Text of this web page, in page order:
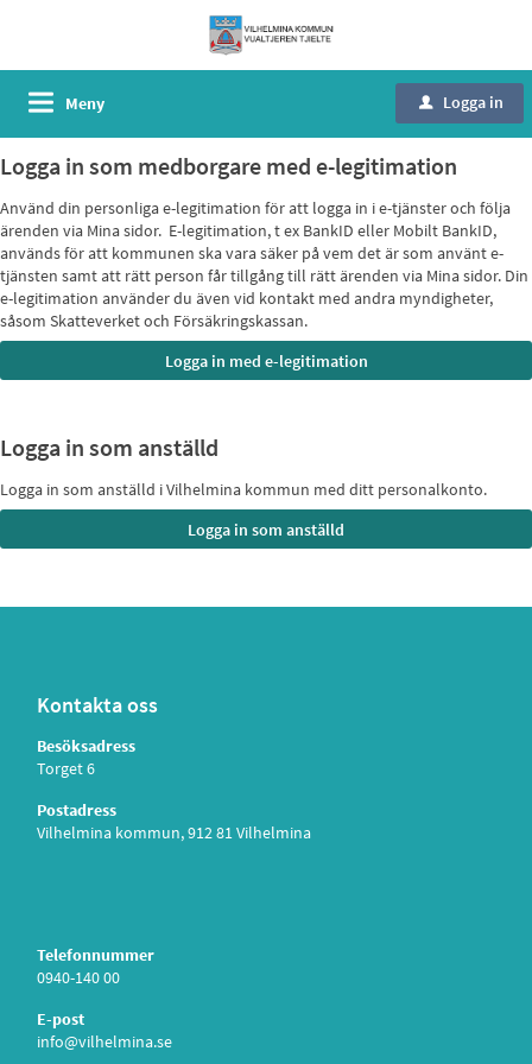
Meny u Logga in
Logga in som medborgare med e-legitimation
Använd din personliga e-legitimation för att logga in i e-tjänster och följa
ärenden via Mina sidor. E-legitimation, t ex BankID eller Mobilt BankID,
används för att kommunen ska vara säker på vem det är som använt e-
tjänsten samt att rätt person får tillgång till rätt ärenden via Mina sidor. Din
e-legitimation använder du även vid kontakt med andra myndigheter,
såsom Skatteverket och Försäkringskassan.
Logga in som anställd
Logga in som anställd i Vilhelmina kommun med ditt personalkonto.
Kontakta oss
Besöksadress
Torget 6
Postadress
Vilhelmina kommun, 912 81 Vilhelmina
Telefonnummer
0940-140 00
E-post
info@vilhelmina.se